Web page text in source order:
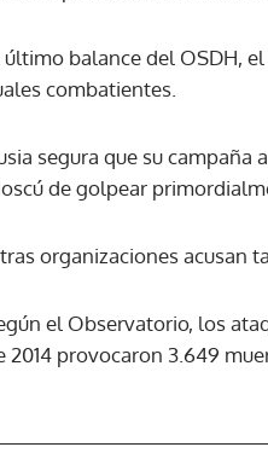
último balance del OSDH,
combatientes.
segura que su campaña
de golpear
organizaciones acusan
el Observatorio, los
2014 provocaron 3.649